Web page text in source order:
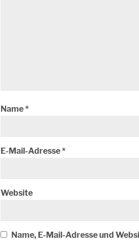
Name*
E-Mail-Adresse*
Website
Name, E-Mail-Adresse und